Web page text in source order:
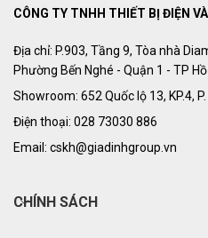
CÔNG TY TNHH THIẾT BỊ ĐIỆN
Địa chỉ: P.903, Tầng 9, Tòa nhà
Phường Bến Nghé - Quận 1 - TP Hồ
Showroom: 652 Quốc lộ 13, KP.4,
Điện thoại: 028 73030 886
Email: cskh@giadinhgroup.vn
CHÍNH SÁCH